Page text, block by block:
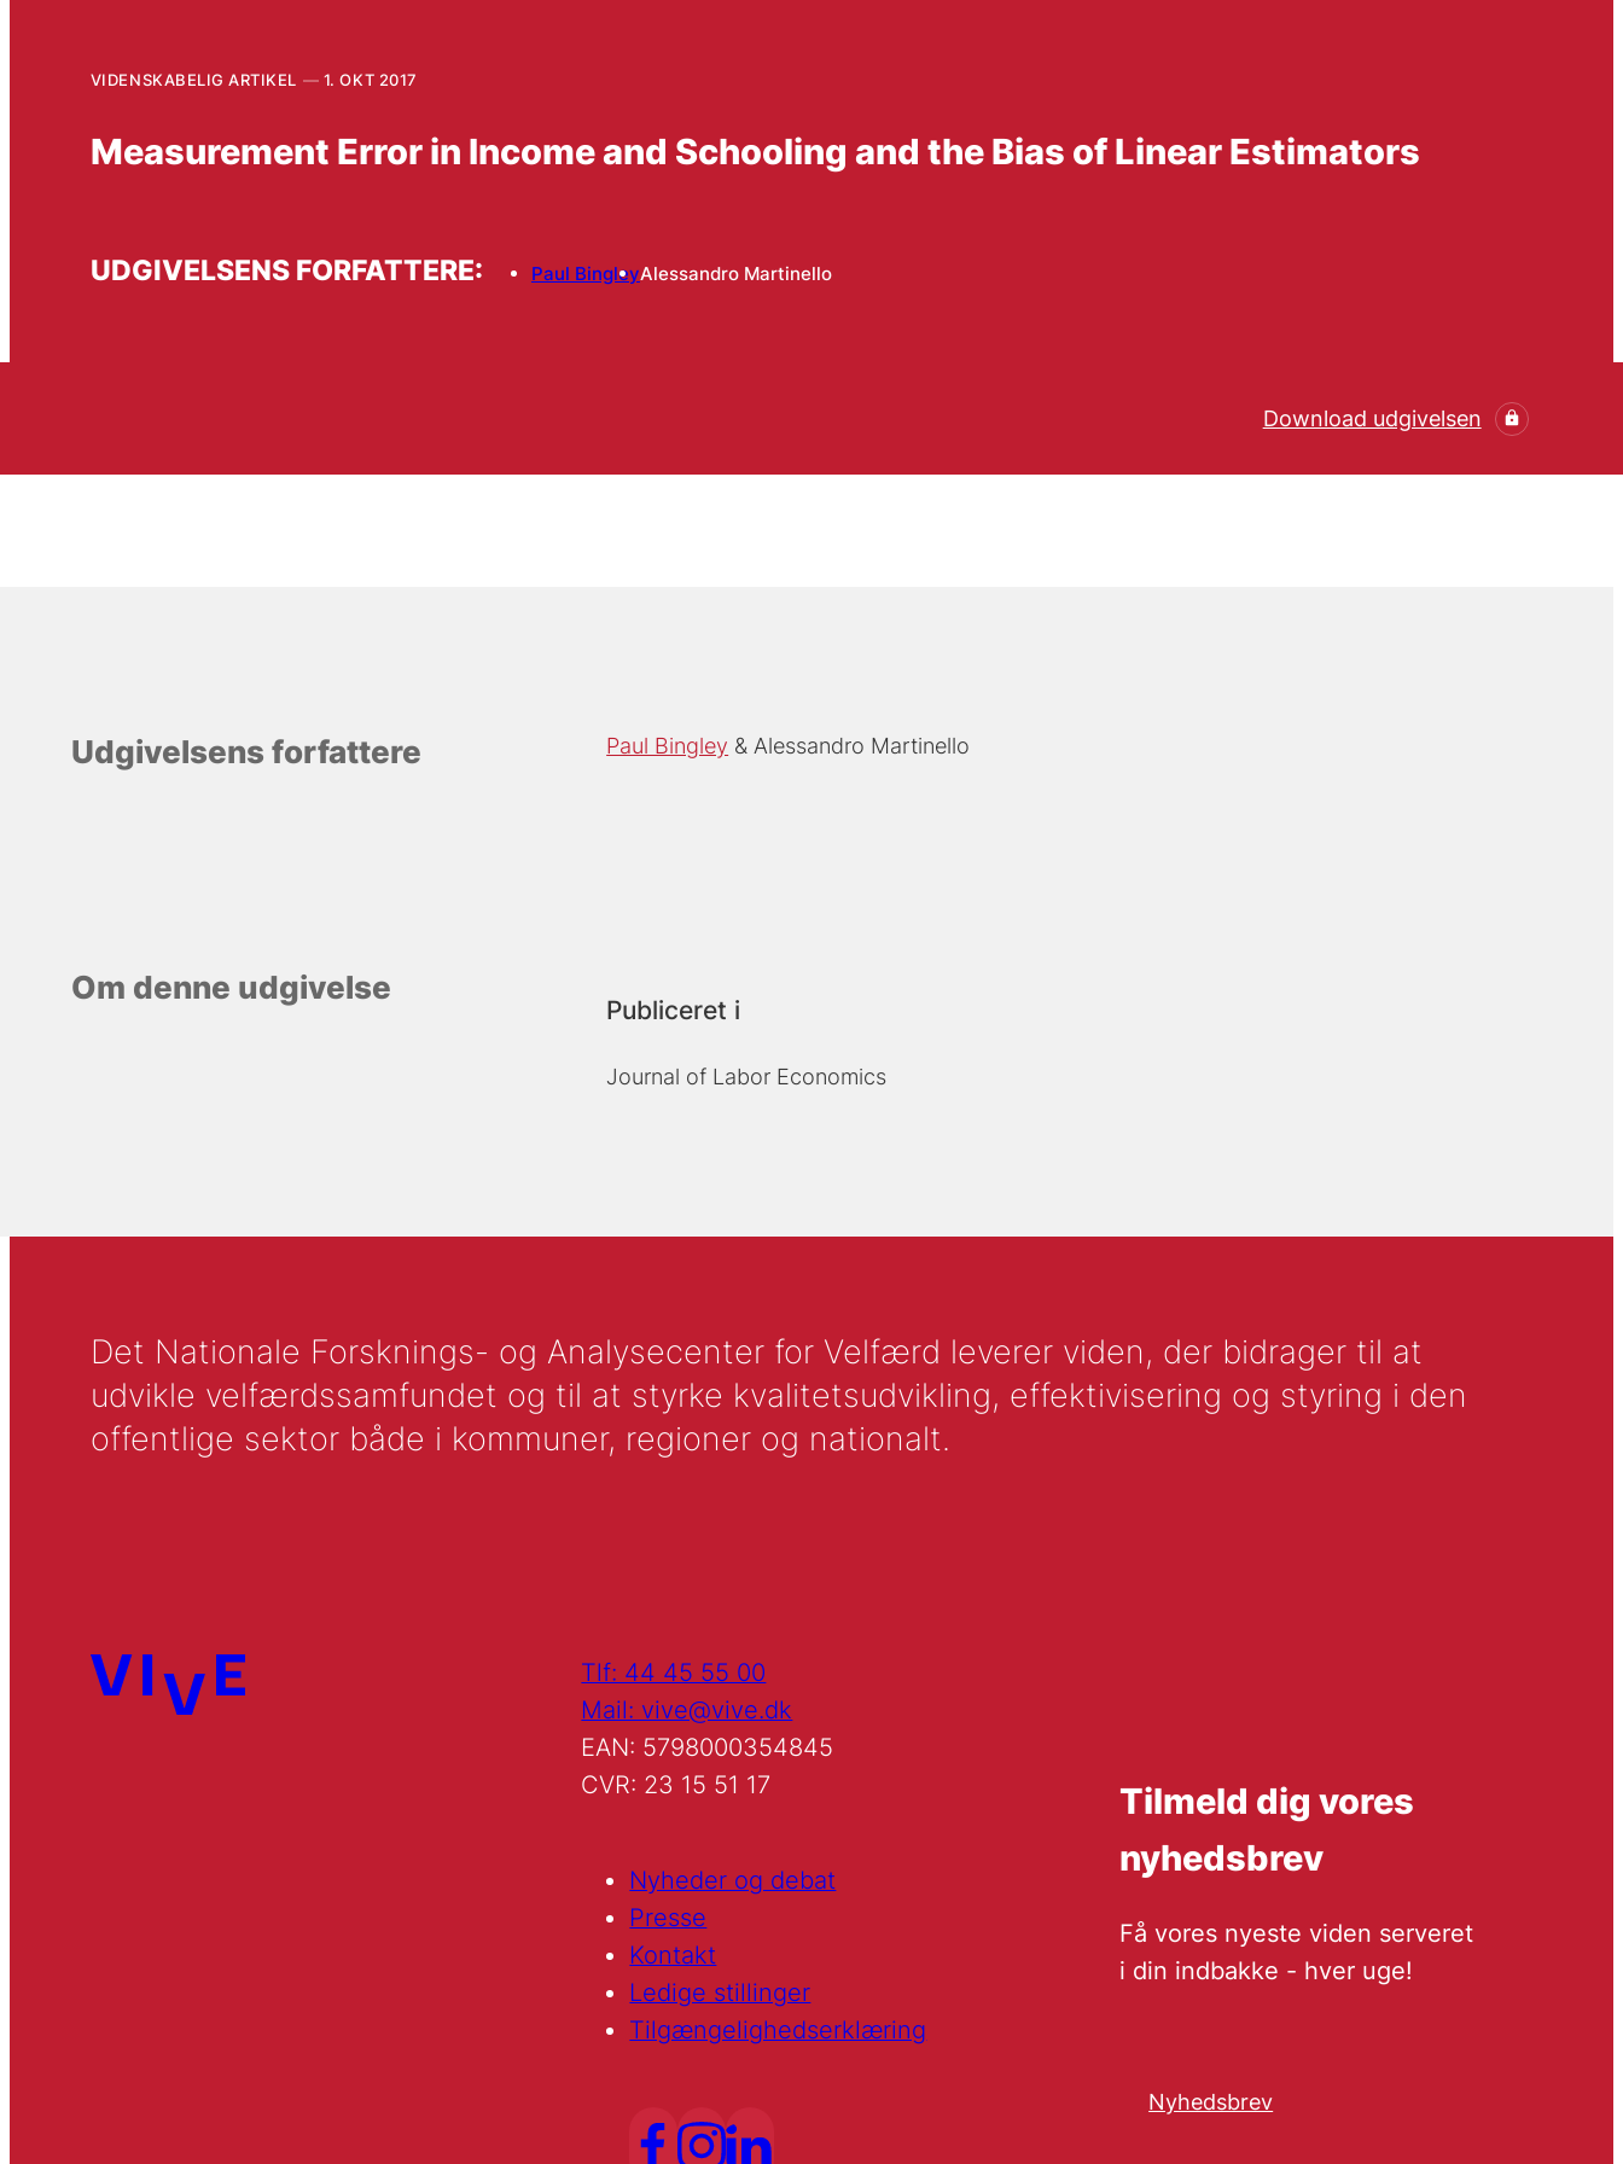
VIDENSKABELIG ARTIKEL 1. OKT 2017
Measurement Error in Income and Schooling and the Bias of Linear Estimators
UDGIVELSENS FORFATTERE: Paul BingleyAlessandro Martinello
Download udgivelsen
Udgivelsens forfattere Paul Bingley Alessandro Martinello
Om denne udgivelse
Publiceret i
Journal of Labor Economics
Det Nationale Forsknings- og Analysecenter for Velfærd leverer viden, der bidrager til at
udvikle velfærdssamfundet og til at styrke kvalitetsudvikling, effektivisering og styring i den
offentlige sektor både i kommuner, regioner og nationalt.
Tlf: 44 45 55 00
Mail: vive@vive.dk
EAN: 5798000354845
CVR: 23 15 51 17
Nyheder og debat
Presse
Kontakt
Ledige stillinger
Tilgængelighedserklæring
Tilmeld dig vores
nyhedsbrev
Få vores nyeste viden serveret
i din indbakke - hver uge!
Nyhedsbrev